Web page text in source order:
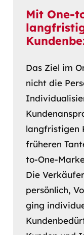
Mit One-
Das Ziel im
nicht die
langfristigen
früheren
to-One-
Die
persönlich,
ging